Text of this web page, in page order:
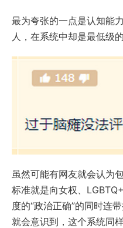
最为夸张的一点是认知能
人，在系统中却是最低级的
虽然可能有网友就会认为
标准就是向女权、
度的“政治正确”的同时连
就会意识到，这个系统同